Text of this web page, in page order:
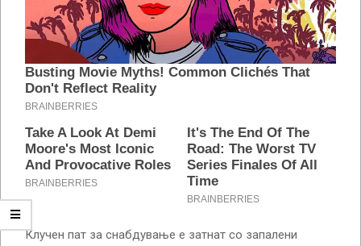
Клучен пат за снабдување е затнат со запалени